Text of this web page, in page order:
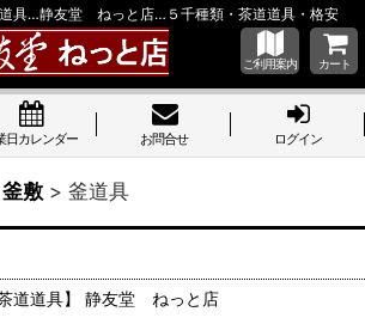
具…静友堂 ねっと店…５千種類・茶道道具・格安
ご利用案内 カート
日カレンダー お問合せ ログイン
敷 > 釜道具
道道具】 静友堂 ねっと店